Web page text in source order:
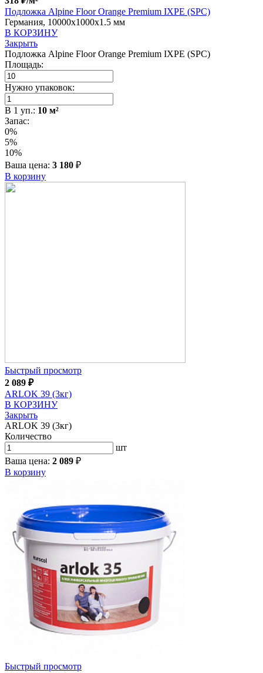
Подложка Alpine Floor Orange Premium IXPE (SPC)
Германия, 10000x1000x1.5 мм
В КОРЗИНУ
Закрыть
Подложка Alpine Floor Orange Premium IXPE (SPC)
Площадь:
Нужно упаковок:
В 1 уп.: 10 м²
Запас:
0%
5%
10%
Ваша цена: 3 180 ₽
В корзину
Быстрый просмотр
2 089 ₽
ARLOK 39 (3кг)
В КОРЗИНУ
Закрыть
ARLOK 39 (3кг)
Количество
шт
Ваша цена: 2 089 ₽
В корзину
Быстрый просмотр